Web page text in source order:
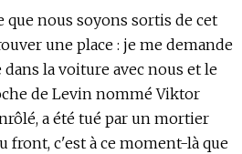
que nous soyons sortis de cet
une place : je me demande
la voiture avec nous et le
de Levin nommé Viktor
a été tué par un mortier
front, c'est à ce moment-là que